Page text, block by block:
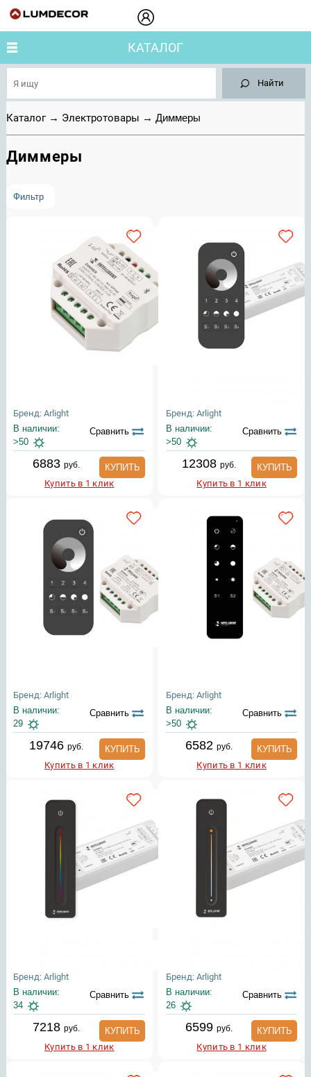
Найти
КАТАЛОГ
Каталог→ Электротовары → Диммеры
Диммеры
Фильтр
Бренд: Arlight
В наличии:
>50
Сравнить
6883руб.
КУПИТЬ
Купить в 1 клик
Бренд: Arlight
В наличии:
>50
Сравнить
12308 руб.
КУПИТЬ
Купить в 1 клик
Бренд: Arlight
В наличии:
29
Сравнить
19746руб.
КУПИТЬ
Купить в 1 клик
Бренд: Arlight
В наличии:
>50
Сравнить
6582 руб.
КУПИТЬ
Купить в 1 клик
Бренд: Arlight
В наличии:
34
Сравнить
7218руб.
КУПИТЬ
Купить в 1 клик
Бренд: Arlight
В наличии:
26
Сравнить
6599 руб.
КУПИТЬ
Купить в 1 клик